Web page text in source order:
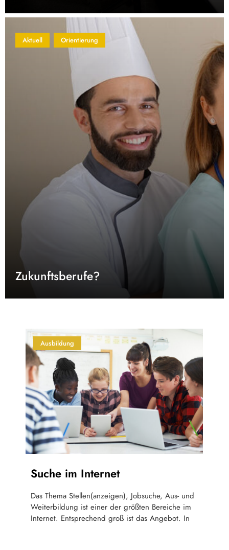
Aktuell Orientierung
Zukunftsberufe?
Ausbildung
Suche im Internet
Das Thema Stellen(anzeigen), Jobsuche, Aus- und
Weiterbildung ist einer der größten Bereiche im
Internet. Entsprechend groß ist das Angebot. In